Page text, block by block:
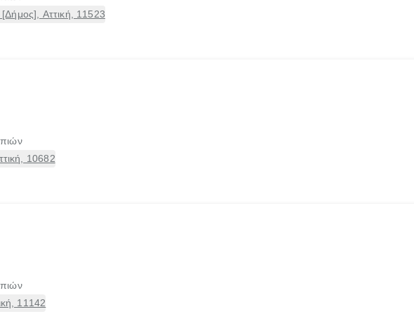
Αττική, 11523
10682
11142